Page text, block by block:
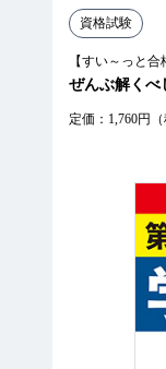
資格試験
【すい～っと合
ぜんぶ解くべ
定価：1,760円（